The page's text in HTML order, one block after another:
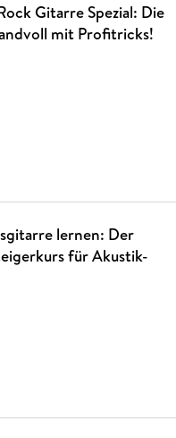
Gitarre Spezial: Die
mit Profitricks!
lernen: Der
für Akustik-